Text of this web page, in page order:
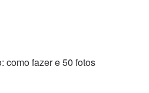
como fazer e 50 fotos